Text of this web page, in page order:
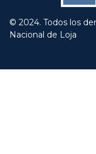
© 2024. Todos los
Nacional de Loja